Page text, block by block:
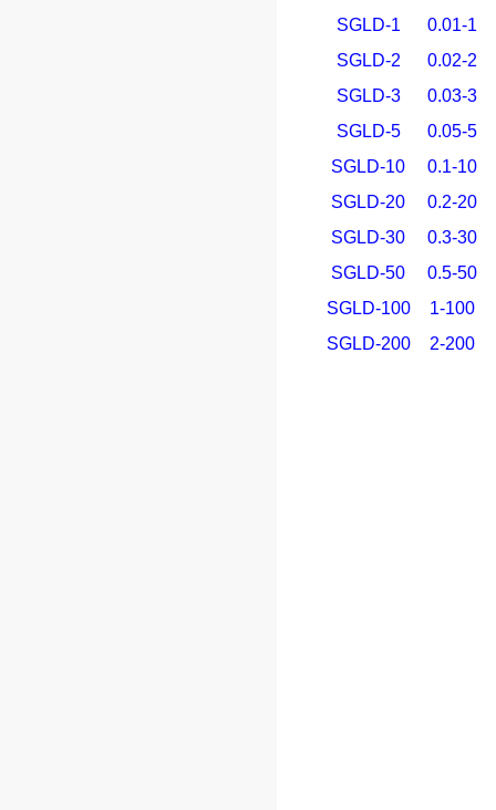
SGLD-1
0.01-1
SGLD-2
0.02-2
SGLD-3
0.03-3
SGLD-5
0.05-5
SGLD-10
0.1-10
SGLD-20
0.2-20
SGLD-30
0.3-30
SGLD-50
0.5-50
SGLD-100
1-100
SGLD-200
2-200